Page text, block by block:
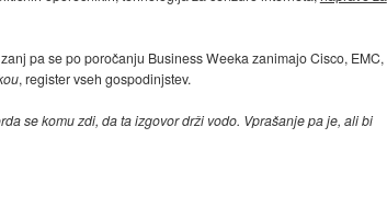
pa se po poročanju Business Weeka zanimajo Cisco, EMC,
, register vseh gospodinjstev.
se komu zdi, da ta izgovor drži vodo. Vprašanje pa je, ali bi